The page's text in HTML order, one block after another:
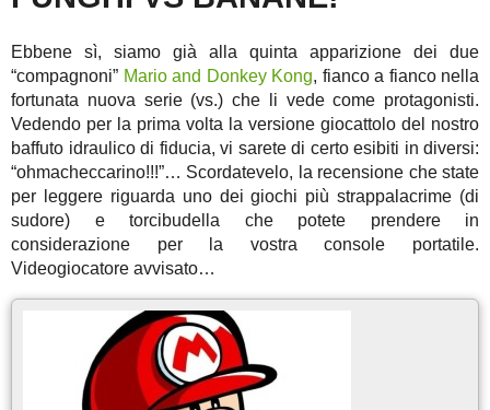
Ebbene sì, siamo già alla quinta apparizione dei due
“compagnoni” Mario and Donkey Kong, fianco a fianco nella
fortunata nuova serie (vs.) che li vede come protagonisti.
Vedendo per la prima volta la versione giocattolo del nostro
baffuto idraulico di fiducia, vi sarete di certo esibiti in diversi:
“ohmacheccarino!!!”… Scordatevelo, la recensione che state
per leggere riguarda uno dei giochi più strappalacrime (di
sudore) e torcibudella che potete prendere in
considerazione per la vostra console portatile.
Videogiocatore avvisato…